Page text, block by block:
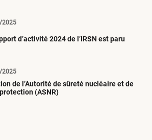
d’activité 2024 de l’IRSN est paru
2025
de l’Autorité de sûreté nucléaire et de
(ASNR)
2025